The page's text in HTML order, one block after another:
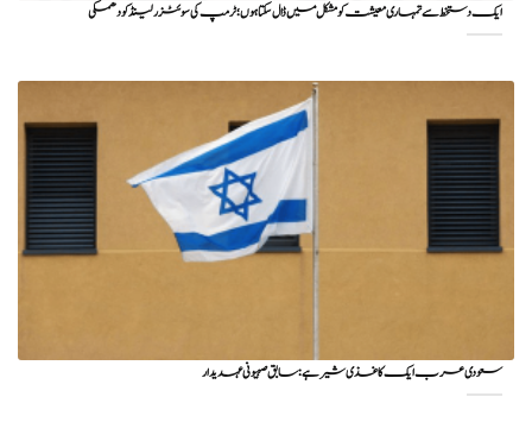
ایک دستخط سے تمہاری معیشت کو مشکل میں ڈال سکتا ہوں؛ ٹرمپ کی سوئٹزرلینڈ کو دھمکی
سعودی عرب ایک کاغذی شیر ہے: سابق صہیونی عہدیدار